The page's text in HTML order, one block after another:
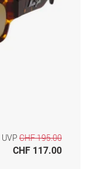
UVP CHF 195.00
CHF 117.00